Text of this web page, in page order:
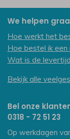
We helpen
Hoe werkt het
Hoe bestel ik een
Wat is de
Bekijk alle
Bel onze
0318 - 72 51 23
Op werkdagen